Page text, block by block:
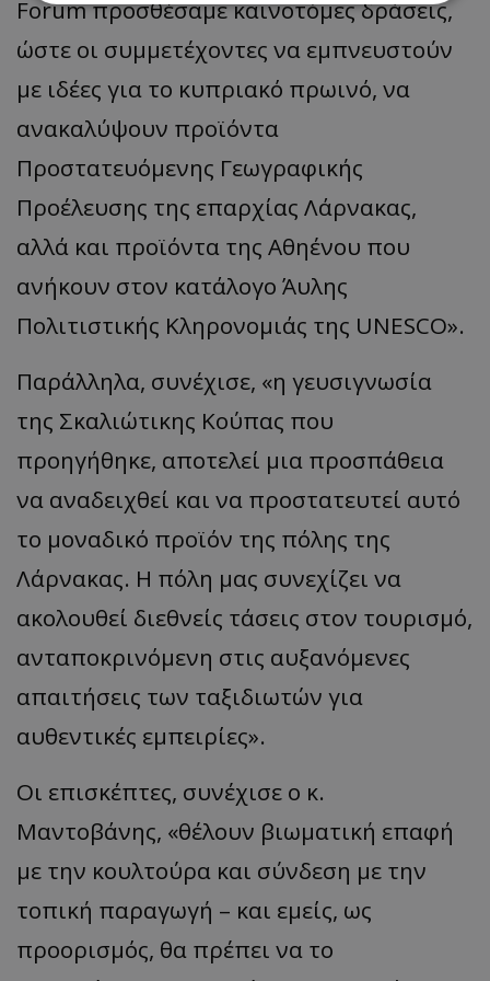
Forum προσθέσαμε καινοτόμες δράσεις,
ώστε οι συμμετέχοντες να εμπνευστούν
με ιδέες για το κυπριακό πρωινό, να
ανακαλύψουν προϊόντα
Προστατευόμενης Γεωγραφικής
Προέλευσης της επαρχίας Λάρνακας,
αλλά και προϊόντα της Αθηένου που
ανήκουν στον κατάλογο Άυλης
Πολιτιστικής Κληρονομιάς της UNESCO».
Παράλληλα, συνέχισε, «η γευσιγνωσία
της Σκαλιώτικης Κούπας που
προηγήθηκε, αποτελεί μια προσπάθεια
να αναδειχθεί και να προστατευτεί αυτό
το μοναδικό προϊόν της πόλης της
Λάρνακας. Η πόλη μας συνεχίζει να
ακολουθεί διεθνείς τάσεις στον τουρισμό,
ανταποκρινόμενη στις αυξανόμενες
απαιτήσεις των ταξιδιωτών για
αυθεντικές εμπειρίες».
Οι επισκέπτες, συνέχισε ο κ.
Μαντοβάνης, «θέλουν βιωματική επαφή
με την κουλτούρα και σύνδεση με την
τοπική παραγωγή – και εμείς, ως
προορισμός, θα πρέπει να το
Απολύτως απαραίτητα
Απόδοσης
Λειτουργικότητας
βασικές λειτουργίες του ιστότοπου, όπως τη
σύνδεση χρήστη και τη διαχείριση λογαριασμού.
Ο ιστότοπος δεν μπορεί να χρησιμοποιηθεί σωστά
χωρίς τα απολύτως απαραίτητα cookies.
Ονοματεπώνυμο
Προμηθευτής/Πεδίο
usprivacy
.lifenewscy.tothemaonline.com
ASP.NET_SessionId
VISITOR_PRIVACY_METADATA
YouTube
.youtube.com